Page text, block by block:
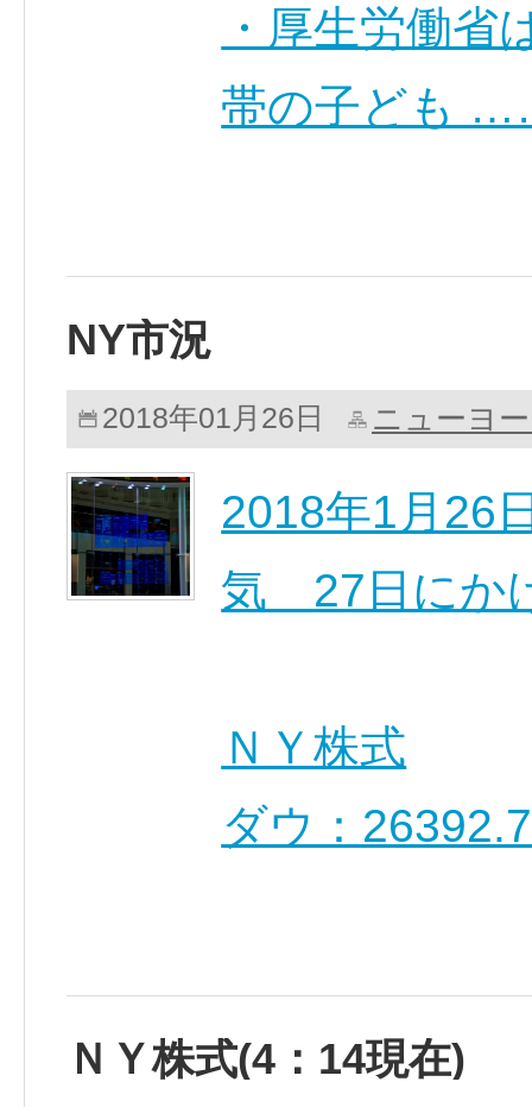
・厚生労働省
帯の子ども
NY市況
2018年01月26日 ニューヨ
2018年1月26
気 27日にか
ＮＹ株式
ダウ：
ＮＹ株式(4：14現在)